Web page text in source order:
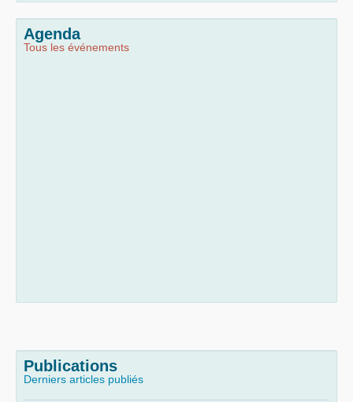
Agenda
Tous les événements
Publications
Derniers articles publiés